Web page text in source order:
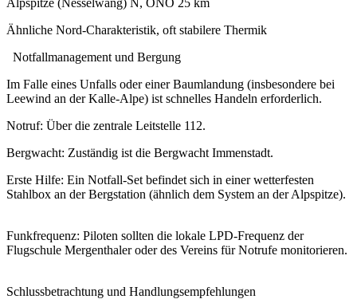
Ähnliche Nord-Charakteristik, oft stabilere Thermik
Notfallmanagement und Bergung
Im Falle eines Unfalls oder einer Baumlandung (insbesondere bei
Leewind an der Kalle-Alpe) ist schnelles Handeln erforderlich.
Notruf: Über die zentrale Leitstelle 112.
Bergwacht: Zuständig ist die Bergwacht Immenstadt.
Erste Hilfe: Ein Notfall-Set befindet sich in einer wetterfesten
Stahlbox an der Bergstation (ähnlich dem System an der Alpspitze).
Funkfrequenz: Piloten sollten die lokale LPD-Frequenz der
Flugschule Mergenthaler oder des Vereins für Notrufe monitorieren.
Schlussbetrachtung und Handlungsempfehlungen